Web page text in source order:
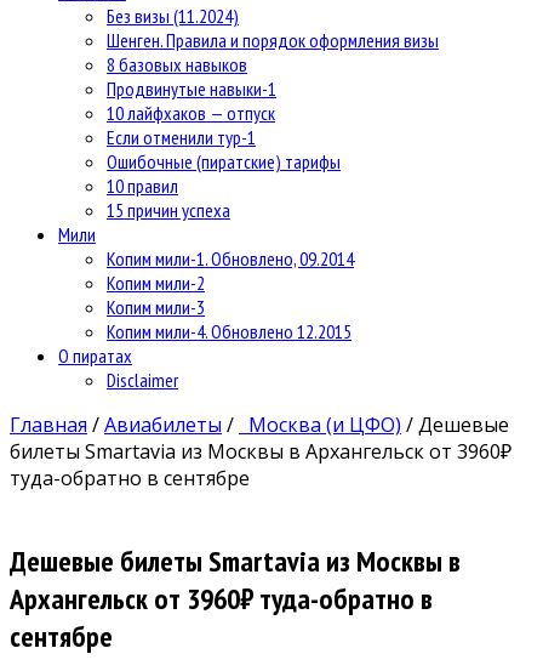
Без визы (11.2024)
Шенген. Правила и порядок оформления визы
8 базовых навыков
Продвинутые навыки-1
10 лайфхаков — отпуск
Если отменили тур-1
Ошибочные (пиратские) тарифы
10 правил
15 причин успеха
Мили
Копим мили-1. Обновлено, 09.2014
Копим мили-2
Копим мили-3
Копим мили-4. Обновлено 12.2015
О пиратах
Disclaimer
Главная /Авиабилеты / Москва (и ЦФО) /Дешевые
билеты Smartavia из Москвы в Архангельск от 3960₽
туда-обратно в сентябре
Дешевые билеты Smartavia из Москвы в
Архангельск от 3960₽ туда-обратно в
сентябре